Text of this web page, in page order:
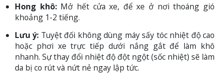
Hong khô:Mở hết cửa xe, để xe ở nơi thoáng gió
khoảng 1-2 tiếng.
Lưu ý: Tuyệt đối không dùng máy sấy tóc nhiệt độ cao
hoặc phơi xe trực tiếp dưới nắng gắt để làm khô
nhanh. Sự thay đổi nhiệt độ đột ngột (sốc nhiệt) sẽ làm
da bị co rút và nứt nẻ ngay lập tức.